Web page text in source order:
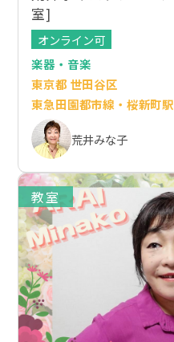
室]
オンライン可
楽器・音楽
東京都 世田谷区
東急田園都市線・桜新町駅
荒井みな子
教室